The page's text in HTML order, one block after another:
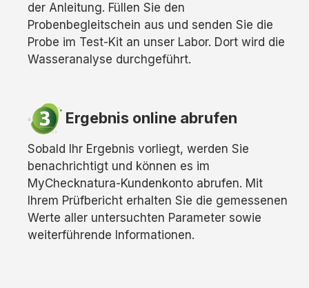
der Anleitung. Füllen Sie den
Probenbegleitschein aus und senden Sie die
Probe im Test-Kit an unser Labor. Dort wird die
Wasseranalyse durchgeführt.
Ergebnis online abrufen
Sobald Ihr Ergebnis vorliegt, werden Sie
benachrichtigt und können es im
MyChecknatura-Kundenkonto abrufen. Mit
Ihrem Prüfbericht erhalten Sie die gemessenen
Werte aller untersuchten Parameter sowie
weiterführende Informationen.